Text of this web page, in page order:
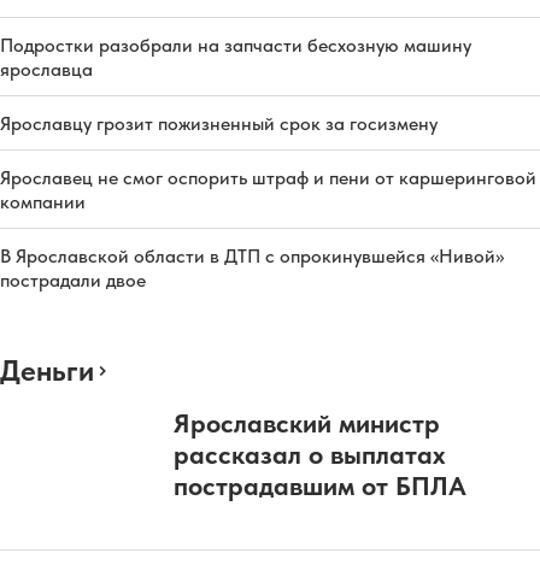
Подростки разобрали на запчасти бесхозную машину
ярославца
Ярославцу грозит пожизненный срок за госизмену
Ярославец не смог оспорить штраф и пени от каршеринговой
компании
В Ярославской области в ДТП с опрокинувшейся «Нивой»
пострадали двое
Деньги
Ярославский министр
рассказал о выплатах
пострадавшим от БПЛА